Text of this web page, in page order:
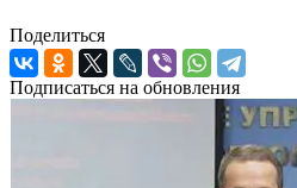
Поделиться
Подписаться на обновления